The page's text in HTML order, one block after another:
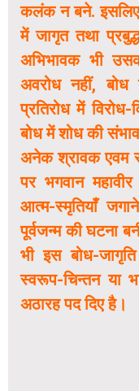
कलंक न बने.
में जागृत तथा
अभिभावक भी
अवरोध नहीं,
प्रतिरोध में
बोध में शोध की
अनेक श्रावक एवम
पर भगवान
आत्म-स्मृतियाँ
पूर्वजन्म की घटना
भी इस बोध-
स्वरूप-चिन्तन या
अठारह पद दिए है।